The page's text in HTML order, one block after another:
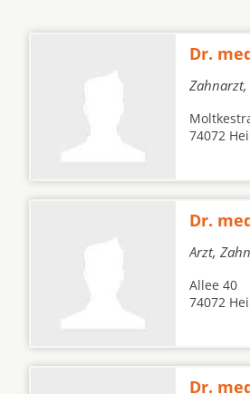
Dr.
74072
Dr.
Arzt,
Allee 40
74072
Dr.